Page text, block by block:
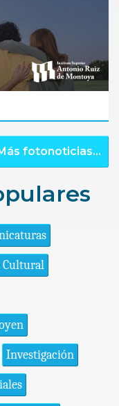
fotonoticias...
Cultural
Investigación